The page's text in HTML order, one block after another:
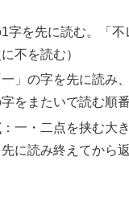
1字を先に読む。「
不を読む）
一」の字を先に読み
をまたいで読む順
：一・二点を挟む大
に読み終えてから